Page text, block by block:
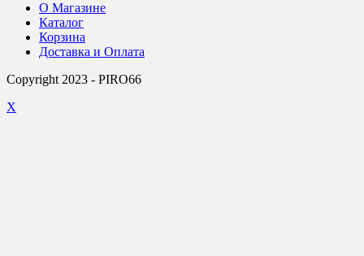
О Магазине
Каталог
Корзина
Доставка и Оплата
Copyright 2023 - PIRO66
X